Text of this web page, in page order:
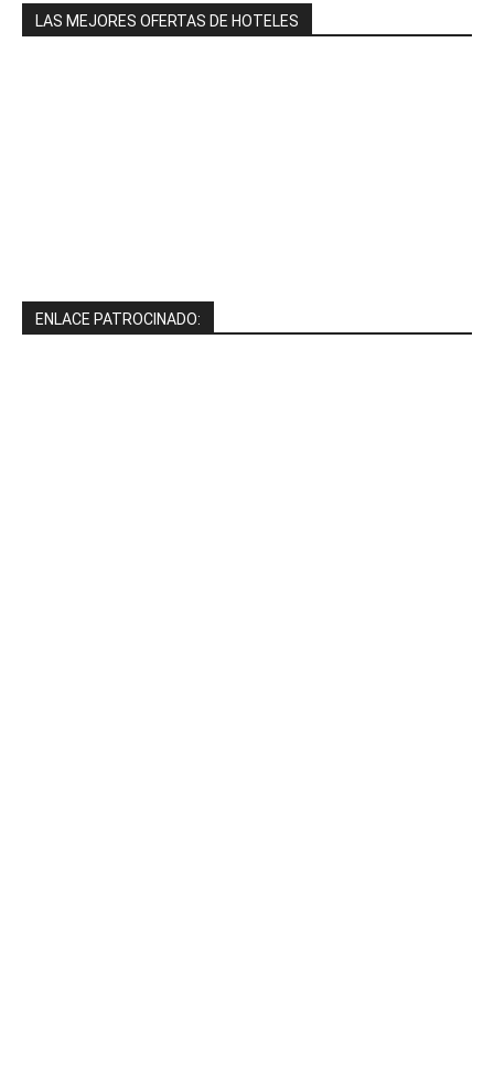
LAS MEJORES OFERTAS DE HOTELES
ENLACE PATROCINADO: